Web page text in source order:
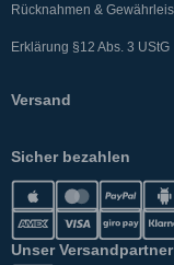
Rücknahmen &
Erklärung §12 Abs. 3 UStG
Versand
Sicher bezahlen
Unser Versandpartner